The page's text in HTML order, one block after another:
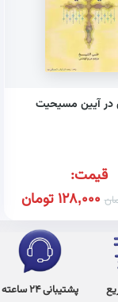
آیین مسیحیت
قیمت:
128,000تومان
پشتیبانی 24 ساعته